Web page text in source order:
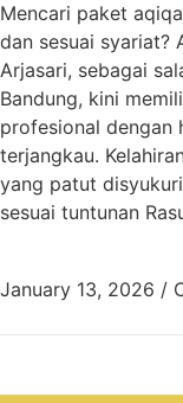
Mencari paket
dan sesuai syariat?
Arjasari, sebagai
Bandung, kini
profesional dengan
terjangkau.
yang patut
sesuai tuntunan
January 13, 2026 /